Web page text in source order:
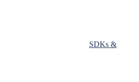
SDKs &